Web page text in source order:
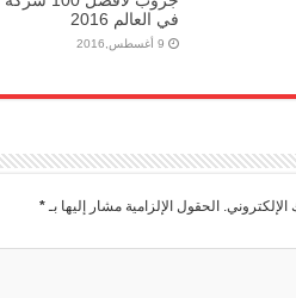
في العالم 2016
9 أغسطس,2016
الحقول الإلزامية مشار إليها بـ*